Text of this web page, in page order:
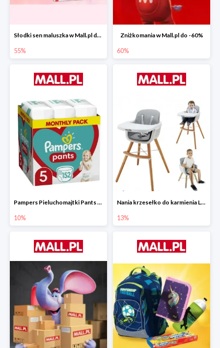
Słodki sen maluszka w Mall.pl do -55%
55%
Zniżkomania w Mall.pl do -60%
60%
Pampers Pieluchomajtki Pants 5 (12-17 kg) 152 szt.
10%
Nania krzesełko do karmienia LUNA 2w1
13%